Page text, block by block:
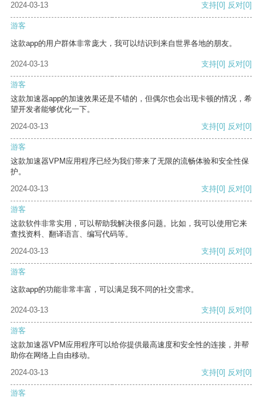
2024-03-13
支持[0] 反对[0]
游客
这款app的用户群体非常庞大，我可以结识到来自世界各地的朋友。
2024-03-13 支持[0] 反对[0]
游客
这款加速器app的加速效果还是不错的，但偶尔也会出现卡顿的情况，希
望开发者能够优化一下。
2024-03-13
支持[0] 反对[0]
游客
这款加速器VPM应用程序已经为我们带来了无限的流畅体验和安全性保
护。
2024-03-13
支持[0] 反对[0]
游客
这款软件非常实用，可以帮助我解决很多问题。比如，我可以使用它来
查找资料、翻译语言、编写代码等。
2024-03-13
支持[0] 反对[0]
游客
这款app的功能非常丰富，可以满足我不同的社交需求。
2024-03-13 支持[0] 反对[0]
游客
这款加速器VPM应用程序可以给你提供最高速度和安全性的连接，并帮
助你在网络上自由移动。
2024-03-13
支持[0] 反对[0]
游客